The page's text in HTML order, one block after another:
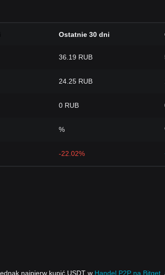
Ostatnie 30 dni
36.19 RUB
24.25 RUB
0 RUB
%
-22.02%
najpierw kupić USDT w Handel P2P na Bitget